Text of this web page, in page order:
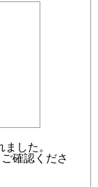
した。
確認くださ